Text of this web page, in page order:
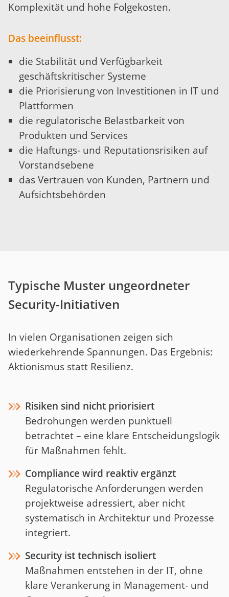
Komplexität und hohe Folgekosten.
Das beeinflusst:
die Stabilität und Verfügbarkeit
geschäftskritischer Systeme
die Priorisierung von Investitionen in IT und
Plattformen
die regulatorische Belastbarkeit von
Produkten und Services
die Haftungs- und Reputationsrisiken auf
Vorstandsebene
das Vertrauen von Kunden, Partnern und
Aufsichtsbehörden
Typische Muster ungeordneter
Security-Initiativen
In vielen Organisationen zeigen sich
wiederkehrende Spannungen. Das Ergebnis:
Aktionismus statt Resilienz.
Risiken sind nicht priorisiert
Bedrohungen werden punktuell
betrachtet – eine klare Entscheidungslogik
für Maßnahmen fehlt.
Compliance wird reaktiv ergänzt
Regulatorische Anforderungen werden
projektweise adressiert, aber nicht
systematisch in Architektur und Prozesse
integriert.
Security ist technisch isoliert
Maßnahmen entstehen in der IT, ohne
klare Verankerung in Management- und